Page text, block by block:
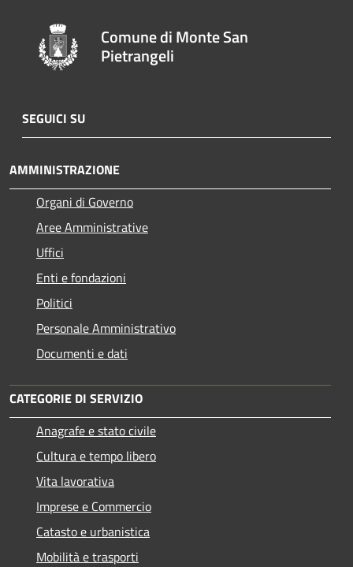
Comune di Monte San
Pietrangeli
SEGUICI SU
AMMINISTRAZIONE
Organi di Governo
Aree Amministrative
Uffici
Enti e fondazioni
Politici
Personale Amministrativo
Documenti e dati
CATEGORIE DI SERVIZIO
Anagrafe e stato civile
Cultura e tempo libero
Vita lavorativa
Imprese e Commercio
Catasto e urbanistica
Mobilità e trasporti